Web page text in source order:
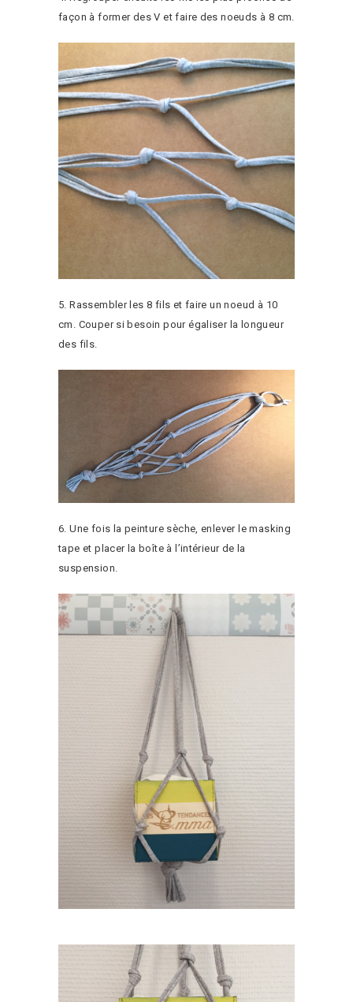
façon à former des V et faire des noeuds à 8 cm.
5. Rassembler les 8 fils et faire un noeud à 10
cm. Couper si besoin pour égaliser la longueur
des fils.
6. Une fois la peinture sèche, enlever le masking
tape et placer la boîte à l’intérieur de la
suspension.